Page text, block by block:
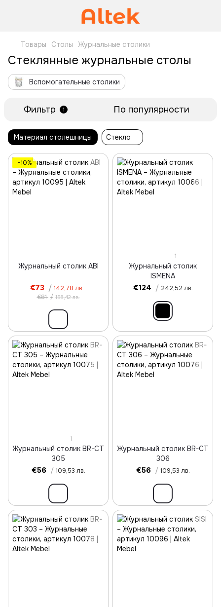
Товары Столы Журнальные столики
Стеклянные журнальные столы
Вспомогательные столики
Фильтр 1 По популярности
Материал столешницы Стекло
−10%
Журнальный столик ABI
€73 / 142,78 лв.
€81 / 158,42 лв.
1
Журнальный столик
ISMENA
€124 / 242,52 лв.
1
Журнальный столик BR-CT
305
€56 / 109,53 лв.
Журнальный столик BR-CT
306
€56 / 109,53 лв.